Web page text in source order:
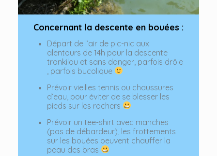
Concernant la descente en bouées :
Départ de l’air de pic-nic aux
alentours de 14h pour la descente
trankilou et sans danger, parfois drôle
, parfois bucolique
Prévoir vieilles tennis ou chaussures
d’eau, pour éviter de se blesser les
pieds sur les rochers
Prévoir un tee-shirt avec manches
(pas de débardeur), les frottements
sur les bouées peuvent chauffer la
peau des bras